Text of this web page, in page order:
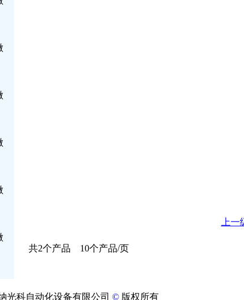
上
共2个产品 10个产品/页
光科自动化设备有限公司 ©版权所有